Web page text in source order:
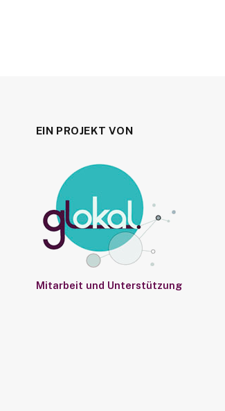
EIN PROJEKT VON
Mitarbeit und Unterstützung